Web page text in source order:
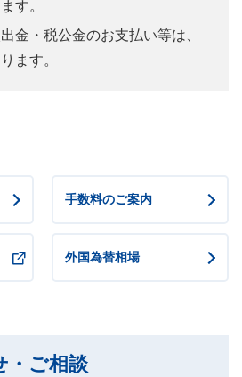
す。
金・税公金のお支払い等は、
ます。
手数料のご案内
外国為替相場
・ご相談